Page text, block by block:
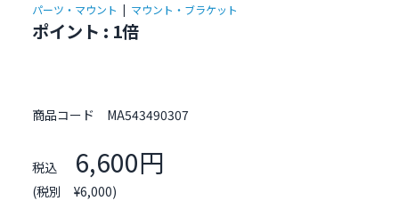
パーツ・マウント | マウント・ブラケット
ポイント : 1倍
商品コード MA543490307
税込 6,600円
(税別 ¥6,000)